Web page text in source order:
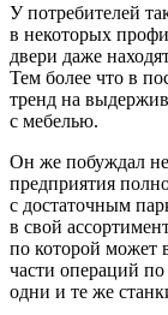
У потребителей
в некоторых
двери даже
Тем более что в
тренд на
с мебелью.
Он же побуждал
предприятия
с достаточным
в свой
по которой может
части операций
одни и те же